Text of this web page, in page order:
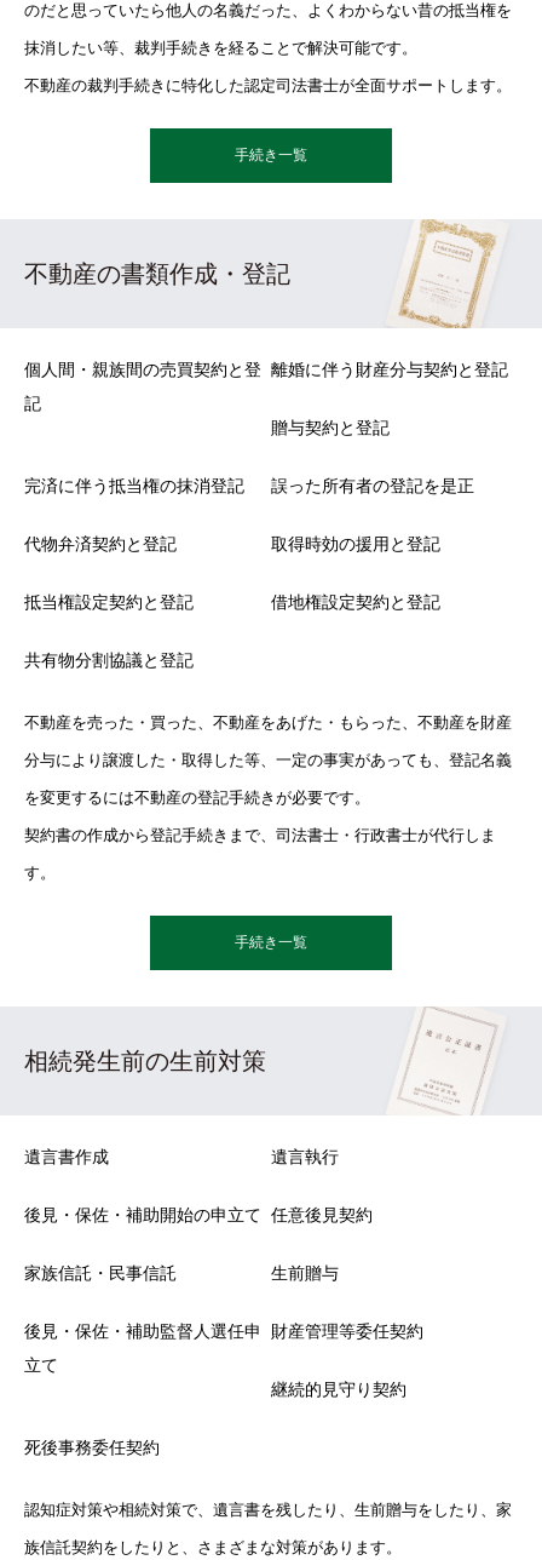
のだと思っていたら他人の名義だった、よくわからない昔の抵当権を
抹消したい等、裁判手続きを経ることで解決可能です。
不動産の裁判手続きに特化した認定司法書士が全面サポートします。
手続き一覧
不動産の書類作成・登記
個人間・親族間の売買契約と登
記
離婚に伴う財産分与契約と登記
贈与契約と登記
完済に伴う抵当権の抹消登記 誤った所有者の登記を是正
代物弁済契約と登記 取得時効の援用と登記
抵当権設定契約と登記 借地権設定契約と登記
共有物分割協議と登記
不動産を売った・買った、不動産をあげた・もらった、不動産を財産
分与により譲渡した・取得した等、一定の事実があっても、登記名義
を変更するには不動産の登記手続きが必要です。
契約書の作成から登記手続きまで、司法書士・行政書士が代行しま
す。
手続き一覧
相続発生前の生前対策
遺言書作成 遺言執行
後見・保佐・補助開始の申立て 任意後見契約
家族信託・民事信託 生前贈与
後見・保佐・補助監督人選任申
立て
財産管理等委任契約
継続的見守り契約
死後事務委任契約
認知症対策や相続対策で、遺言書を残したり、生前贈与をしたり、家
族信託契約をしたりと、さまざまな対策があります。